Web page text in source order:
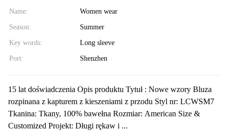
Name: Women wear
Season: Summer
Key words: Long sleeve
Port: Shenzhen
15 lat doświadczenia Opis produktu Tytuł : Nowe wzory Bluza
rozpinana z kapturem z kieszeniami z przodu Styl nr: LCWSM7
Tkanina: Tkany, 100% bawełna Rozmiar: American Size &
Customized Projekt: Długi rękaw i ...